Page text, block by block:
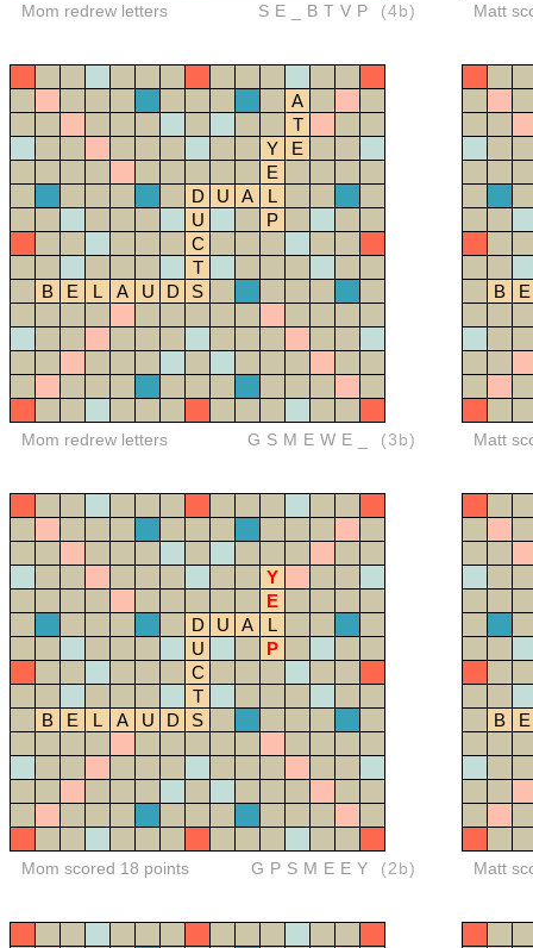
Mom redrew letters SE_BTVP (4b) Matt
A
T
Y
E
E
D
U A
L
U
P
C
T
B
E L A U D S
Mom redrew letters GSMEWE_ (3b)
B E
Matt
Y
E
D
U A
L
U
P
C
T
B
E L A U D S
Mom scored 18 points GPSMEEY (2b)
B E
Matt